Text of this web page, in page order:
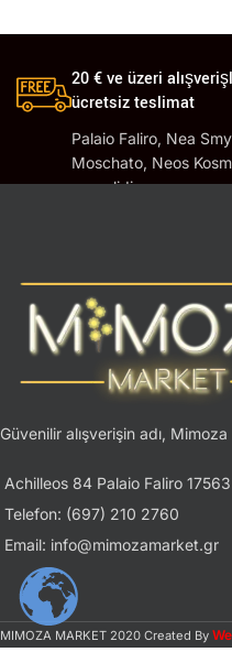
20 € ve üzeri
ücretsiz teslimat
Palaio Faliro, Nea
Moschato, Neos
geçerlidir.
Güvenilir alışverişin adı, Mimoza
Achilleos 84 Palaio Faliro
Telefon: (697) 210 2760
Email: info@mimozamarket.gr
MIMOZA MARKET 2020 Created By